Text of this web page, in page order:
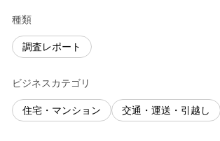
種類
調査レポート
ビジネスカテゴリ
住宅・マンション 交通・運送・引越し